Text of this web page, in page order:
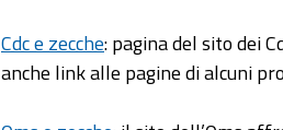
Cdc e zecche: pagina del sito dei
anche link alle pagine di alcuni